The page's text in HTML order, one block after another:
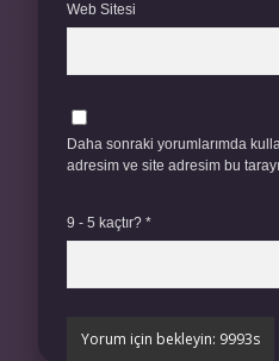
Web Sitesi
Daha sonraki yorumlarımda
adresim ve site adresim bu
9 - 5 kaçtır? *